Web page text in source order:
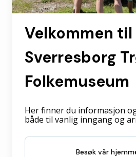
Velkommen til
Sverresborg
Folkemuseum
Her finner du informasjon
både til vanlig inngang og
Besøk vår